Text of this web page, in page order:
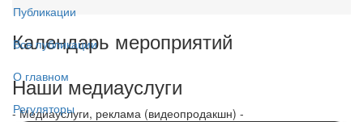
Публикации
Все публикации
О главном
Регуляторы
Календарь мероприятий
Наши медиауслуги
- Медиауслуги, реклама (видеопродакшн) -